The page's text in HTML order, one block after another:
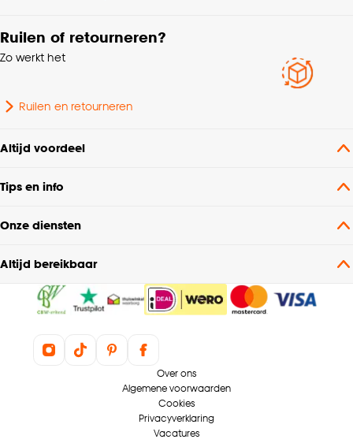
Ruilen of retourneren?
Zo werkt het
Ruilen en retourneren
Altijd voordeel
Tips en info
Onze diensten
Altijd bereikbaar
Over ons
Algemene voorwaarden
Cookies
Privacyverklaring
Vacatures